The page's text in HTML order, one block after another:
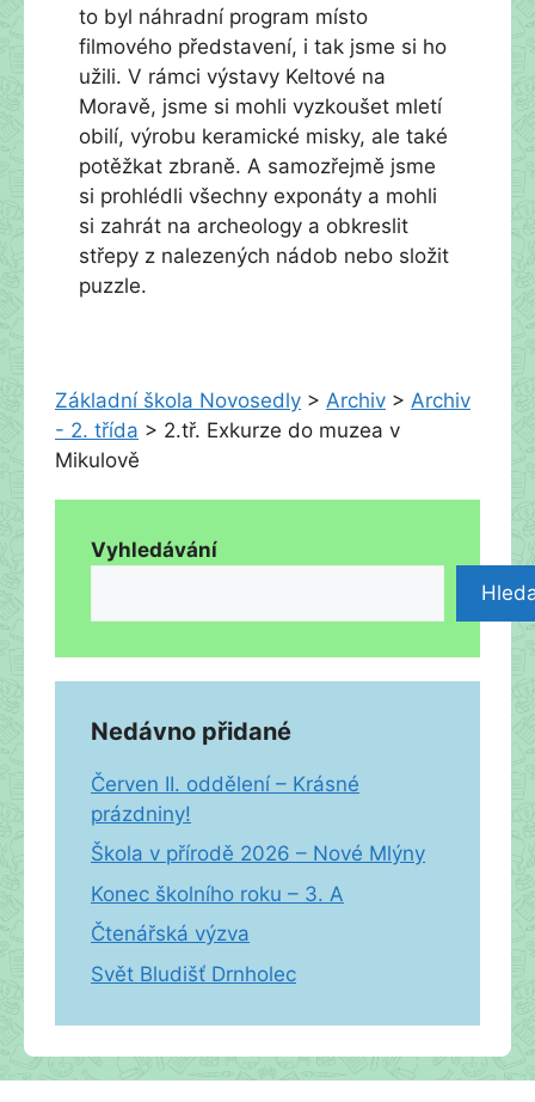
to byl náhradní program místo
filmového představení, i tak jsme si ho
užili. V rámci výstavy Keltové na
Moravě, jsme si mohli vyzkoušet mletí
obilí, výrobu keramické misky, ale také
potěžkat zbraně. A samozřejmě jsme
si prohlédli všechny exponáty a mohli
si zahrát na archeology a obkreslit
střepy z nalezených nádob nebo složit
puzzle.
Základní škola Novosedly > Archiv > Archiv
- 2. třída > 2.tř. Exkurze do muzea v
Mikulově
Vyhledávání
Nedávno přidané
Červen II. oddělení – Krásné
prázdniny!
Škola v přírodě 2026 – Nové Mlýny
Konec školního roku – 3. A
Čtenářská výzva
Svět Bludišť Drnholec